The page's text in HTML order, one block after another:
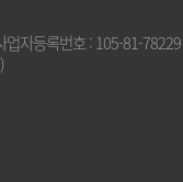
업자등록번호 : 105-81-78229